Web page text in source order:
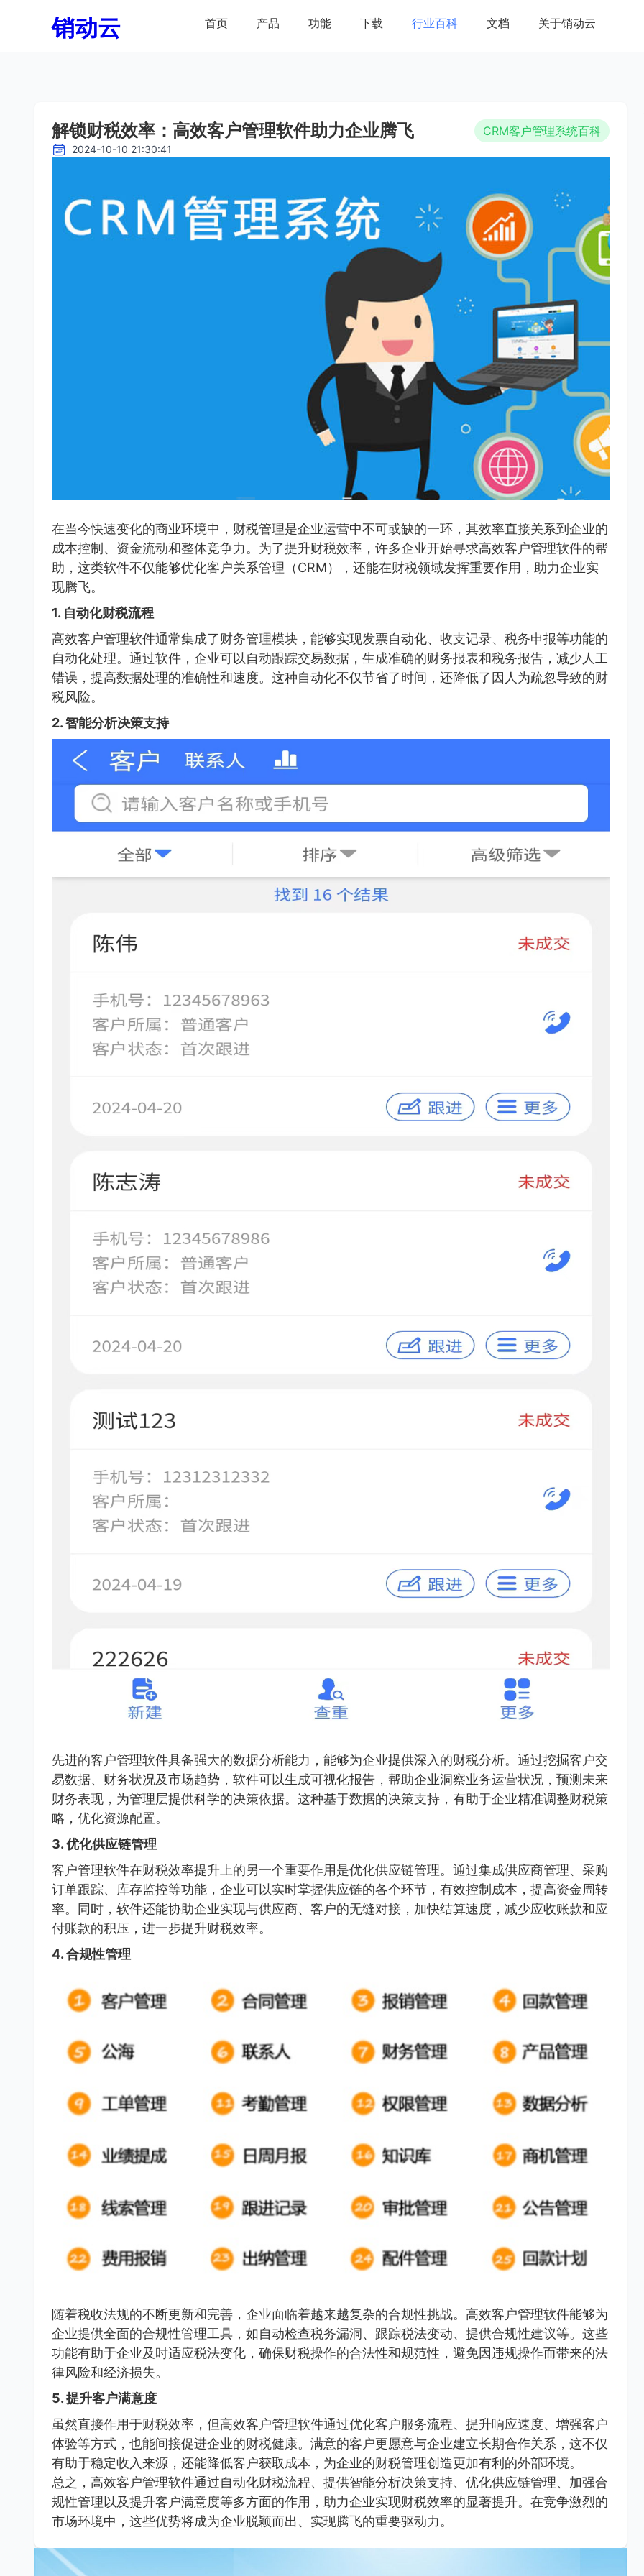
销动云 首页 产品 功能 下载 行业百科 文档 关于销动云
解锁财税效率：高效客户管理软件助力企业腾飞 CRM客户管理系统百科
2024-10-10 21:30:41
在当今快速变化的商业环境中，财税管理是企业运营中不可或缺的一环，其效率直接关系到企业的
成本控制、资金流动和整体竞争力。为了提升财税效率，许多企业开始寻求高效客户管理软件的帮
助，这类软件不仅能够优化客户关系管理（CRM），还能在财税领域发挥重要作用，助力企业实
现腾飞。
1. 自动化财税流程
高效客户管理软件通常集成了财务管理模块，能够实现发票自动化、收支记录、税务申报等功能的
自动化处理。通过软件，企业可以自动跟踪交易数据，生成准确的财务报表和税务报告，减少人工
错误，提高数据处理的准确性和速度。这种自动化不仅节省了时间，还降低了因人为疏忽导致的财
税风险。
2.智能分析决策支持
先进的客户管理软件具备强大的数据分析能力，能够为企业提供深入的财税分析。通过挖掘客户交
易数据、财务状况及市场趋势，软件可以生成可视化报告，帮助企业洞察业务运营状况，预测未来
财务表现，为管理层提供科学的决策依据。这种基于数据的决策支持，有助于企业精准调整财税策
略，优化资源配置。
3.优化供应链管理
客户管理软件在财税效率提升上的另一个重要作用是优化供应链管理。通过集成供应商管理、采购
订单跟踪、库存监控等功能，企业可以实时掌握供应链的各个环节，有效控制成本，提高资金周转
率。同时，软件还能协助企业实现与供应商、客户的无缝对接，加快结算速度，减少应收账款和应
付账款的积压，进一步提升财税效率。
4.合规性管理
随着税收法规的不断更新和完善，企业面临着越来越复杂的合规性挑战。高效客户管理软件能够为
企业提供全面的合规性管理工具，如自动检查税务漏洞、跟踪税法变动、提供合规性建议等。这些
功能有助于企业及时适应税法变化，确保财税操作的合法性和规范性，避免因违规操作而带来的法
律风险和经济损失。
5.提升客户满意度
虽然直接作用于财税效率，但高效客户管理软件通过优化客户服务流程、提升响应速度、增强客户
体验等方式，也能间接促进企业的财税健康。满意的客户更愿意与企业建立长期合作关系，这不仅
有助于稳定收入来源，还能降低客户获取成本，为企业的财税管理创造更加有利的外部环境。
总之，高效客户管理软件通过自动化财税流程、提供智能分析决策支持、优化供应链管理、加强合
规性管理以及提升客户满意度等多方面的作用，助力企业实现财税效率的显著提升。在竞争激烈的
市场环境中，这些优势将成为企业脱颖而出、实现腾飞的重要驱动力。